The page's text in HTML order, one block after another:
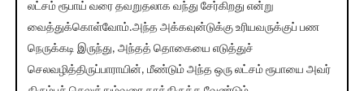
லட்சம் ரூபாய் வரை தவறுதலாக வந்து சேர்கிறது என்று
வைத்துக்கொள்வோம்.அந்த அக்கவுன்டுக்கு உரியவருக்குப் பண
நெருக்கடி இருந்து, அந்தத் தொகையை எடுத்துச்
செலவழித்திருப்பாராயின், மீண்டும் அந்த ஒரு லட்சம் ரூபாயை அவர்